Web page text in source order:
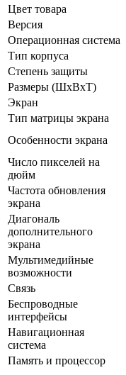
Цвет товара
Версия
Операционная система
Тип корпуса
Степень защиты
Размеры (ШxВxТ)
Экран
Тип матрицы экрана
Особенности экрана
Число пикселей на
дюйм
Частота обновления
экрана
Диагональ
дополнительного
экрана
Мультимедийные
возможности
Связь
Беспроводные
интерфейсы
Навигационная
система
Память и процессор